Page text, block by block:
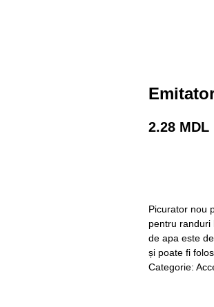
2.28 MDL
Picurator nou
pentru randuri
de apa este
și poate fi
Categorie: